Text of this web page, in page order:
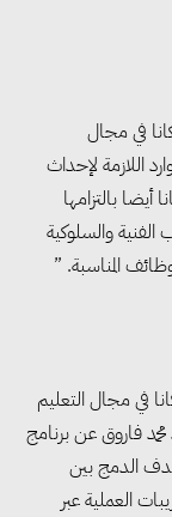
في مجال
اللازمة لإحداث
بالتزامها
الفنية والسلوكية
المناسبة. ”
في مجال التعليم
فاروق عن برنامج
الدمج بين
العملية عبر